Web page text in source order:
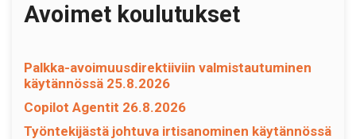
Avoimet koulutukset
Palkka-avoimuusdirektiiviin valmistautuminen
käytännössä 25.8.2026
Copilot Agentit 26.8.2026
Työntekijästä johtuva irtisanominen käytännössä